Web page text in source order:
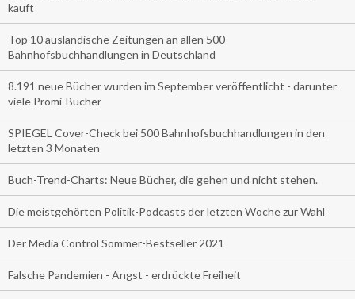
kauft
Top 10 ausländische Zeitungen an allen 500
Bahnhofsbuchhandlungen in Deutschland
8.191 neue Bücher wurden im September veröffentlicht - darunter
viele Promi-Bücher
SPIEGEL Cover-Check bei 500 Bahnhofsbuchhandlungen in den
letzten 3 Monaten
Buch-Trend-Charts: Neue Bücher, die gehen und nicht stehen.
Die meistgehörten Politik-Podcasts der letzten Woche zur Wahl
Der Media Control Sommer-Bestseller 2021
Falsche Pandemien - Angst - erdrückte Freiheit